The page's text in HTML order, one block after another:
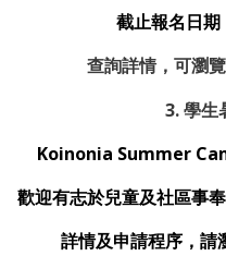
截止報名日期
查詢詳情，可瀏
3. 學生
Koinonia Summer
歡迎有志於兒童及社區事
詳情及申請程序，請